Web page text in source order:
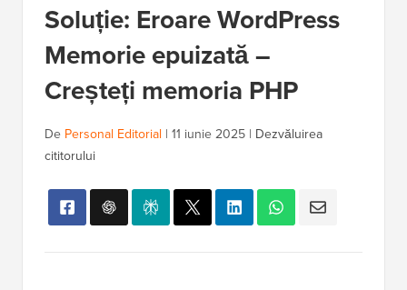
Soluție: Eroare WordPress
Memorie epuizată –
Creșteți memoria PHP
De Personal Editorial | 11 iunie 2025 | Dezvăluirea
cititorului